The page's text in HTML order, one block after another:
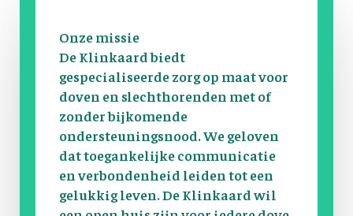
Onze missie
De Klinkaard biedt
gespecialiseerde zorg op maat voor
doven en slechthorenden met of
zonder bijkomende
ondersteuningsnood. We geloven
dat toegankelijke communicatie
en verbondenheid leiden tot een
gelukkig leven. De Klinkaard wil